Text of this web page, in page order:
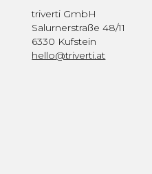
triverti GmbH
Salurnerstraße 48/11
6330 Kufstein
hello@triverti.at